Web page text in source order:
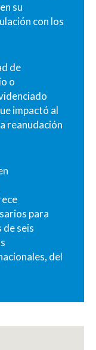
su
con los
de
o
impactó al
reanudación
para
seis
del